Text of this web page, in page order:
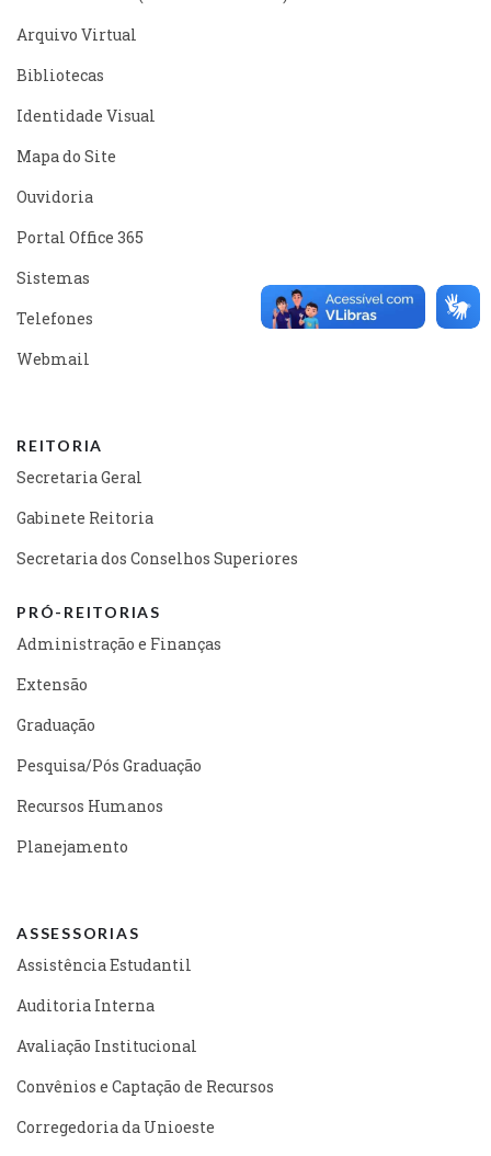
Arquivo Virtual
Bibliotecas
Identidade Visual
Mapa do Site
Ouvidoria
Portal Office 365
Sistemas
Telefones
Webmail
REITORIA
Secretaria Geral
Gabinete Reitoria
Secretaria dos Conselhos Superiores
PRÓ-REITORIAS
Administração e Finanças
Extensão
Graduação
Pesquisa/Pós Graduação
Recursos Humanos
Planejamento
ASSESSORIAS
Assistência Estudantil
Auditoria Interna
Avaliação Institucional
Convênios e Captação de Recursos
Corregedoria da Unioeste